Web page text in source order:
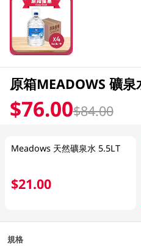
原箱MEADOWS 礦泉
$76.00$84.00
Meadows 天然礦泉水 5.5LT
$21.00
規格